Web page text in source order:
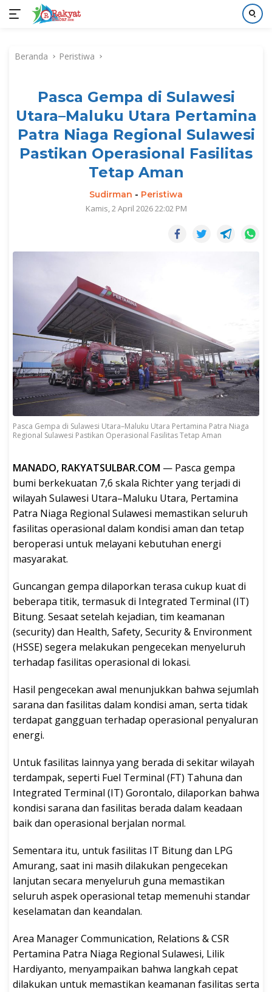
kontenBeranda Peristiwa
Pasca Gempa di Sulawesi
Utara–Maluku Utara Pertamina
Patra Niaga Regional Sulawesi
Pastikan Operasional Fasilitas
Tetap Aman
Sudirman - Peristiwa
Kamis, 2 April 2026 22:02 PM
Pasca Gempa di Sulawesi Utara–Maluku Utara Pertamina Patra Niaga
Regional Sulawesi Pastikan Operasional Fasilitas Tetap Aman
MANADO, RAKYATSULBAR.COM — Pasca gempa
bumi berkekuatan 7,6 skala Richter yang terjadi di
wilayah Sulawesi Utara–Maluku Utara, Pertamina
Patra Niaga Regional Sulawesi memastikan seluruh
fasilitas operasional dalam kondisi aman dan tetap
beroperasi untuk melayani kebutuhan energi
masyarakat.
Guncangan gempa dilaporkan terasa cukup kuat di
beberapa titik, termasuk di Integrated Terminal (IT)
Bitung. Sesaat setelah kejadian, tim keamanan
(security) dan Health, Safety, Security & Environment
(HSSE) segera melakukan pengecekan menyeluruh
terhadap fasilitas operasional di lokasi.
Hasil pengecekan awal menunjukkan bahwa sejumlah
sarana dan fasilitas dalam kondisi aman, serta tidak
terdapat gangguan terhadap operasional penyaluran
energi.
Untuk fasilitas lainnya yang berada di sekitar wilayah
terdampak, seperti Fuel Terminal (FT) Tahuna dan
Integrated Terminal (IT) Gorontalo, dilaporkan bahwa
kondisi sarana dan fasilitas berada dalam keadaan
baik dan operasional berjalan normal.
Sementara itu, untuk fasilitas IT Bitung dan LPG
Amurang, saat ini masih dilakukan pengecekan
lanjutan secara menyeluruh guna memastikan
seluruh aspek operasional tetap memenuhi standar
keselamatan dan keandalan.
Area Manager Communication, Relations & CSR
Pertamina Patra Niaga Regional Sulawesi, Lilik
Hardiyanto, menyampaikan bahwa langkah cepat
dilakukan untuk memastikan keamanan fasilitas serta